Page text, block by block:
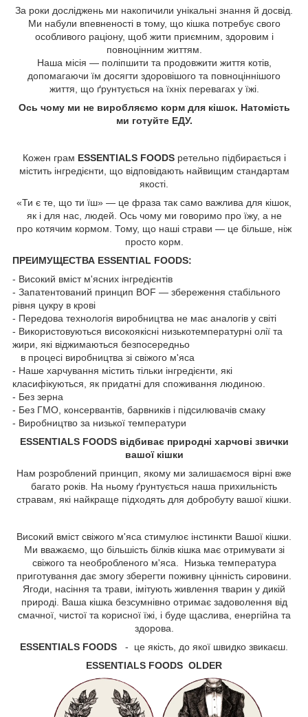
За роки досліджень ми накопичили унікальні знання й досвід.
Ми набули впевненості в тому, що кішка потребує свого
особливого раціону, щоб жити приємним, здоровим і
повноцінним життям.
Наша місія — поліпшити та продовжити життя котів,
допомагаючи їм досягти здоровішого та повноціннішого
життя, що ґрунтується на їхніх перевагах у їжі.
Ось чому ми не виробляємо корм для кішок. Натомість
ми готуйте ЕДУ.
Кожен грам ESSENTIALS FOODSретельно підбирається і
містить інгредієнти, що відповідають найвищим стандартам
якості.
«Ти є те, що ти їш» — це фраза так само важлива для кішок,
як і для нас, людей. Ось чому ми говоримо про їжу, а не
про котячим кормом. Тому, що наші страви — це більше, ніж
просто корм.
ПРЕИМУЩЕСТВА ESSENTIAL FOODS:
- Високий вміст м'ясних інгредієнтів
- Запатентований принцип BOF — збереження стабільного
рівня цукру в крові
- Передова технологія виробництва не має аналогів у світі
- Використовуються високоякісні низькотемпературні олії та
жири, які віджимаються безпосередньо
в процесі виробництва зі свіжого м'яса
- Наше харчування містить тільки інгредієнти, які
класифікуються, як придатні для споживання людиною.
- Без зерна
- Без ГМО, консервантів, барвників і підсилювачів смаку
- Виробництво за низької температури
ESSENTIALS FOODS відбиває природні харчові звички
вашої кішки
Нам розроблений принцип, якому ми залишаємося вірні вже
багато років. На ньому ґрунтується наша прихильність
стравам, які найкраще підходять для добробуту вашої кішки.
Високий вміст свіжого м'яса стимулює інстинкти Вашої кішки.
Ми вважаємо, що більшість білків кішка має отримувати зі
свіжого та необробленого м'яса. Низька температура
приготування дає змогу зберегти поживну цінність сировини.
Ягоди, насіння та трави, імітують живлення тварин у дикій
природі. Ваша кішка безсумнівно отримає задоволення від
смачної, чистої та корисної їжі, і буде щаслива, енергійна та
здорова.
ESSENTIALS FOODS - це якість, до якої швидко звикаєш.
ESSENTIALS FOODS OLDER